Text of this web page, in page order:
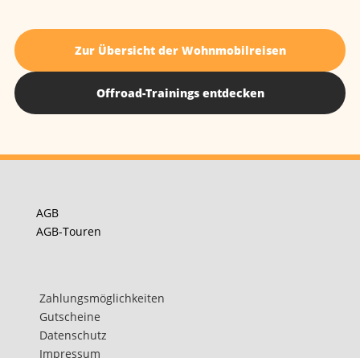
Zur Übersicht der Wohnmobilreisen
Offroad-Trainings entdecken
AGB
AGB-Touren
Zahlungsmöglichkeiten
Gutscheine
Datenschutz
Impressum